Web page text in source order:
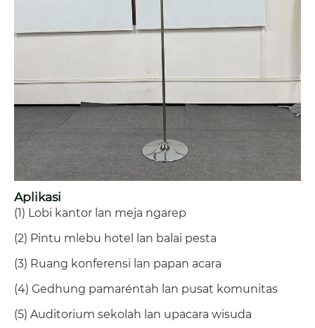
Aplikasi
(1) Lobi kantor lan meja ngarep
(2) Pintu mlebu hotel lan balai pesta
(3) Ruang konferensi lan papan acara
(4) Gedhung pamaréntah lan pusat komunitas
(5) Auditorium sekolah lan upacara wisuda